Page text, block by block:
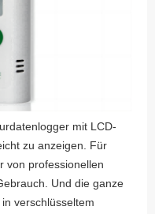
mit LCD-
zu anzeigen. Für
von professionellen
Und die ganze
verschlüsseltem